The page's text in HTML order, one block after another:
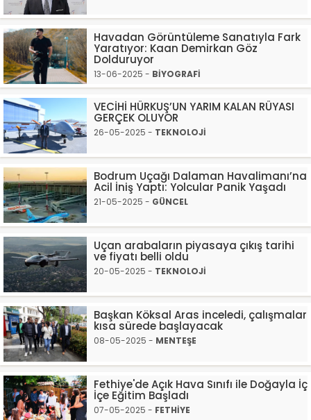
Havadan Görüntüleme Sanatıyla Fark
Yaratıyor: Kaan Demirkan Göz
Dolduruyor
13-06-2025 - BİYOGRAFİ
VECİHİ HÜRKUŞ’UN YARIM KALAN RÜYASI
GERÇEK OLUYOR
26-05-2025 - TEKNOLOJİ
Bodrum Uçağı Dalaman Havalimanı’na
Acil İniş Yaptı: Yolcular Panik Yaşadı
21-05-2025 - GÜNCEL
Uçan arabaların piyasaya çıkış tarihi
ve fiyatı belli oldu
20-05-2025 - TEKNOLOJİ
Başkan Köksal Aras inceledi, çalışmalar
kısa sürede başlayacak
08-05-2025 - MENTEŞE
Fethiye'de Açık Hava Sınıfı ile Doğayla İç
İçe Eğitim Başladı
07-05-2025 - FETHİYE